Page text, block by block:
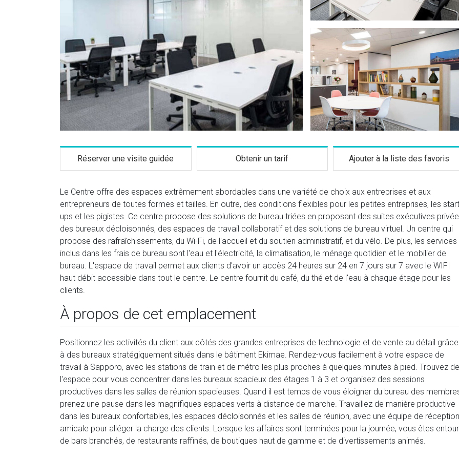
Réserver une visite guidée Obtenir un tarif Ajouter à la liste des favoris
Le Centre offre des espaces extrêmement abordables dans une variété de choix aux entreprises et aux
entrepreneurs de toutes formes et tailles. En outre, des conditions flexibles pour les petites entreprises, les
ups et les pigistes. Ce centre propose des solutions de bureau triées en proposant des suites exécutives
des bureaux décloisonnés, des espaces de travail collaboratif et des solutions de bureau virtuel. Un centre qui
propose des rafraîchissements, du Wi-Fi, de l'accueil et du soutien administratif, et du vélo. De plus, les services
inclus dans les frais de bureau sont l'eau et l'électricité, la climatisation, le ménage quotidien et le mobilier de
bureau. L'espace de travail permet aux clients d'avoir un accès 24 heures sur 24 en 7 jours sur 7 avec le WIFI
haut débit accessible dans tout le centre. Le centre fournit du café, du thé et de l'eau à chaque étage pour les
clients.
À propos de cet emplacement
Positionnez les activités du client aux côtés des grandes entreprises de technologie et de vente au détail grâce
à des bureaux stratégiquement situés dans le bâtiment Ekimae. Rendez-vous facilement à votre espace de
travail à Sapporo, avec les stations de train et de métro les plus proches à quelques minutes à pied. Trouvez de
l'espace pour vous concentrer dans les bureaux spacieux des étages 1 à 3 et organisez des sessions
productives dans les salles de réunion spacieuses. Quand il est temps de vous éloigner du bureau des
prenez une pause dans les magnifiques espaces verts à distance de marche. Travaillez de manière productive
dans les bureaux confortables, les espaces décloisonnés et les salles de réunion, avec une équipe de réception
amicale pour alléger la charge des clients. Lorsque les affaires sont terminées pour la journée, vous êtes
de bars branchés, de restaurants raffinés, de boutiques haut de gamme et de divertissements animés.